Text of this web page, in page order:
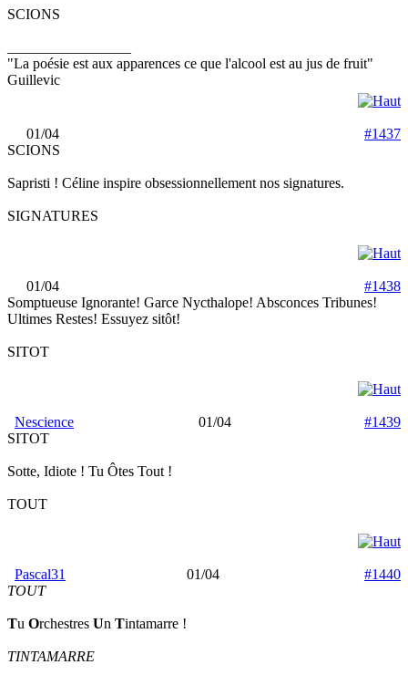
SCIONS
"La poésie est aux apparences ce que l'alcool est au jus de fruit"
Guillevic
01/04
#1437
SCIONS
Sapristi ! Céline inspire obsessionnellement nos signatures.
SIGNATURES
01/04
#1438
Somptueuse Ignorante! Garce Nycthalope! Absconces Tribunes!
Ultimes Restes! Essuyez sitôt!
SITOT
Nescience 01/04
#1439
SITOT
Sotte, Idiote ! Tu Ôtes Tout !
TOUT
Pascal31 01/04
#1440
TOUT
Tu Orchestres Un Tintamarre !
TINTAMARRE